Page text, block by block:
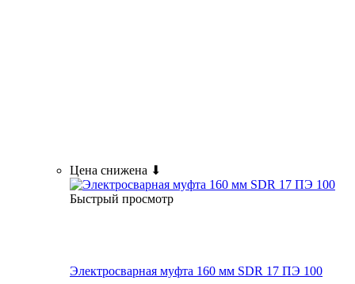
Цена снижена ⬇
Быстрый просмотр
Электросварная муфта 160 мм SDR 17 ПЭ 100